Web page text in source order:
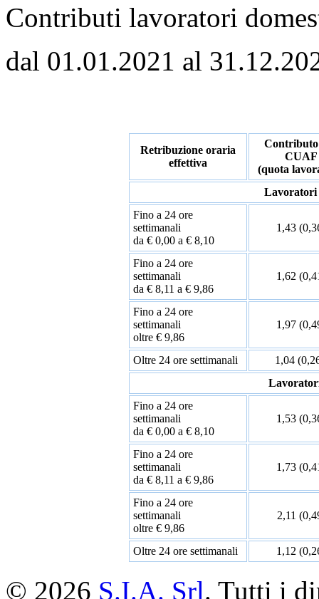
Contributi lavoratori
dal 01.01.2021 al
Retribuzione oraria
effettiva
Contributo
CUAF
(quota
Lavoratori
Fino a 24 ore
settimanali
da € 0,00 a € 8,10
1,43
Fino a 24 ore
settimanali
da € 8,11 a € 9,86
1,62
Fino a 24 ore
settimanali
oltre € 9,86
1,97
Oltre 24 ore settimanali
1,04
Fino a 24 ore
settimanali
da € 0,00 a € 8,10
1,53
Fino a 24 ore
settimanali
da € 8,11 a € 9,86
1,73
Fino a 24 ore
settimanali
oltre € 9,86
2,11
Oltre 24 ore settimanali 1,12
© 2026 S.I.A. Srl. Tutti i